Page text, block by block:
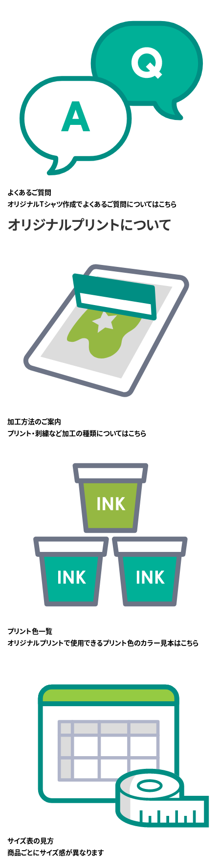
よくあるご質問
オリジナルTシャツ作成でよくあるご質問についてはこちら
オリジナルプリントについて
加工方法のご案内
プリント・刺繍など加工の種類についてはこちら
プリント色一覧
オリジナルプリントで使用できるプリント色のカラー見本はこちら
サイズ表の見方
商品ごとにサイズ感が異なります